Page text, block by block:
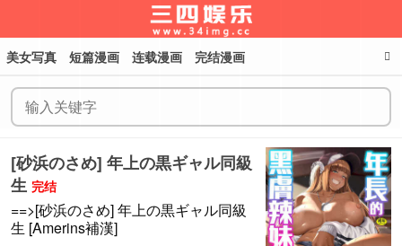
美女写真 短篇漫画 连载漫画 完结漫画
[砂浜のさめ] 年上の黒ギャル同級
生 完结
==>[砂浜のさめ] 年上の黒ギャル同級
生 [Amerins補漢]